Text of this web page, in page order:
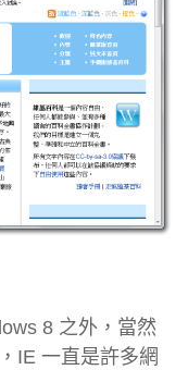
8 之外，當然
IE 一直是許多網